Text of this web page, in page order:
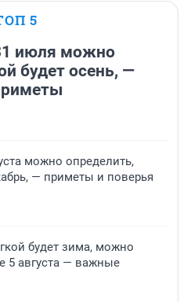
5
июля можно
будет осень, —
можно определить,
— приметы и поверья
будет зима, можно
5 августа — важные